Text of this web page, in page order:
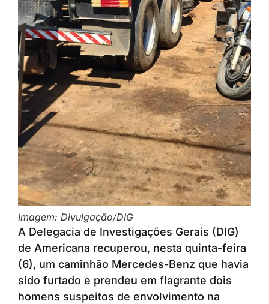
Imagem: Divulgação/DIG
A Delegacia de Investigações Gerais (DIG)
de Americana recuperou, nesta quinta-feira
(6), um caminhão Mercedes-Benz que havia
sido furtado e prendeu em flagrante dois
homens suspeitos de envolvimento na